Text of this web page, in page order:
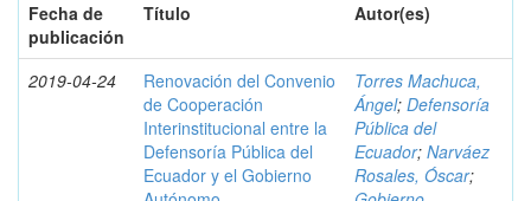
Fecha de
publicación
Título Autor(es)
2019-04-24
Renovación del Convenio
de Cooperación
Interinstitucional entre la
Defensoría Pública del
Ecuador y el Gobierno
Torres Machuca,
Ángel; Defensoría
Pública del
Ecuador; Narváez
Rosales, Óscar;